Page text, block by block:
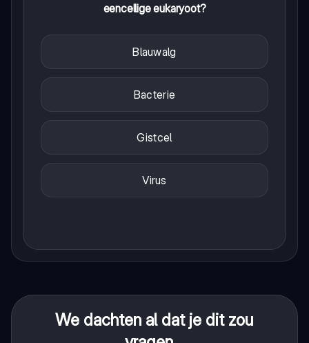
eencellige eukaryoot?
Blauwalg
Bacterie
Gistcel
Virus
We dachten al dat je dit zou